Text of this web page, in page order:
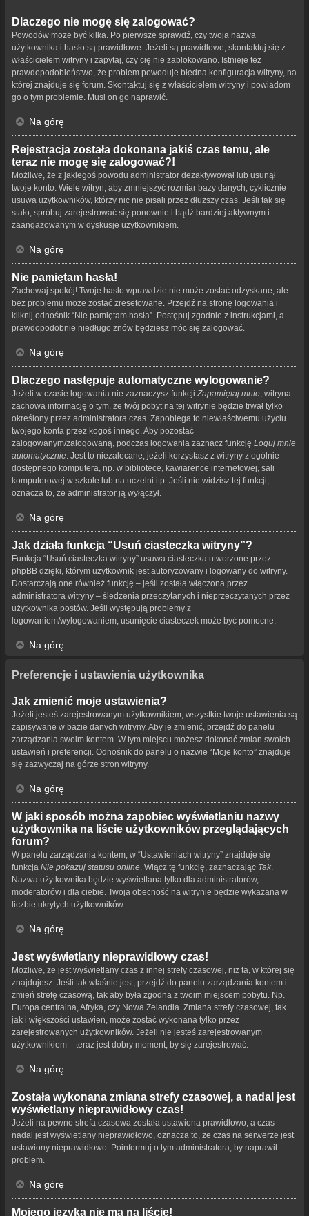
Dlaczego nie mogę się zalogować?
Powodów może być kilka. Po pierwsze sprawdź, czy twoja nazwa
użytkownika i hasło są prawidłowe. Jeżeli są prawidłowe, skontaktuj się z
właścicielem witryny i zapytaj, czy cię nie zablokowano. Istnieje też
prawdopodobieństwo, że problem powoduje błędna konfiguracja witryny, na
której znajduje się forum. Skontaktuj się z właścicielem witryny i powiadom
go o tym problemie. Musi on go naprawić.
Na górę
Rejestracja została dokonana jakiś czas temu, ale
teraz nie mogę się zalogować?!
Możliwe, że z jakiegoś powodu administrator dezaktywował lub usunął
twoje konto. Wiele witryn, aby zmniejszyć rozmiar bazy danych, cyklicznie
usuwa użytkowników, którzy nic nie pisali przez dłuższy czas. Jeśli tak się
stało, spróbuj zarejestrować się ponownie i bądź bardziej aktywnym i
zaangażowanym w dyskusje użytkownikiem.
Na górę
Nie pamiętam hasła!
Zachowaj spokój! Twoje hasło wprawdzie nie może zostać odzyskane, ale
bez problemu może zostać zresetowane. Przejdź na stronę logowania i
kliknij odnośnik “Nie pamiętam hasła”. Postępuj zgodnie z instrukcjami, a
prawdopodobnie niedługo znów będziesz móc się zalogować.
Na górę
Dlaczego następuje automatyczne wylogowanie?
Jeżeli w czasie logowania nie zaznaczysz funkcji Zapamiętaj mnie , witryna
zachowa informację o tym, że twój pobyt na tej witrynie będzie trwał tylko
określony przez administratora czas. Zapobiega to niewłaściwemu użyciu
twojego konta przez kogoś innego. Aby pozostać
zalogowanym/zalogowaną, podczas logowania zaznacz funkcję Loguj mnie
automatycznie . Jest to niezalecane, jeżeli korzystasz z witryny z ogólnie
dostępnego komputera, np. w bibliotece, kawiarence internetowej, sali
komputerowej w szkole lub na uczelni itp. Jeśli nie widzisz tej funkcji,
oznacza to, że administrator ją wyłączył.
Na górę
Jak działa funkcja “Usuń ciasteczka witryny”?
Funkcja “Usuń ciasteczka witryny” usuwa ciasteczka utworzone przez
phpBB dzięki, którym użytkownik jest autoryzowany i logowany do witryny.
Dostarczają one również funkcję – jeśli została włączona przez
administratora witryny – śledzenia przeczytanych i nieprzeczytanych przez
użytkownika postów. Jeśli występują problemy z
logowaniem/wylogowaniem, usunięcie ciasteczek może być pomocne.
Na górę
Preferencje i ustawienia użytkownika
Jak zmienić moje ustawienia?
Jeżeli jesteś zarejestrowanym użytkownikiem, wszystkie twoje ustawienia są
zapisywane w bazie danych witryny. Aby je zmienić, przejdź do panelu
zarządzania swoim kontem. W tym miejscu możesz dokonać zmian swoich
ustawień i preferencji. Odnośnik do panelu o nazwie “Moje konto” znajduje
się zazwyczaj na górze stron witryny.
Na górę
W jaki sposób można zapobiec wyświetlaniu nazwy
użytkownika na liście użytkowników przeglądających
forum?
W panelu zarządzania kontem, w “Ustawieniach witryny” znajduje się
funkcja Nie pokazuj statusu online . Włącz tę funkcję, zaznaczając Tak
Nazwa użytkownika będzie wyświetlana tylko dla administratorów,
moderatorów i dla ciebie. Twoja obecność na witrynie będzie wykazana w
liczbie ukrytych użytkowników.
Na górę
Jest wyświetlany nieprawidłowy czas!
Możliwe, że jest wyświetlany czas z innej strefy czasowej, niż ta, w której się
znajdujesz. Jeśli tak właśnie jest, przejdź do panelu zarządzania kontem i
zmień strefę czasową, tak aby była zgodna z twoim miejscem pobytu. Np.
Europa centralna, Afryka, czy Nowa Zelandia. Zmiana strefy czasowej, tak
jak i większości ustawień, może zostać wykonana tylko przez
zarejestrowanych użytkowników. Jeżeli nie jesteś zarejestrowanym
użytkownikiem – teraz jest dobry moment, by się zarejestrować.
Na górę
Została wykonana zmiana strefy czasowej, a nadal jest
wyświetlany nieprawidłowy czas!
Jeżeli na pewno strefa czasowa została ustawiona prawidłowo, a czas
nadal jest wyświetlany nieprawidłowo, oznacza to, że czas na serwerze jest
ustawiony nieprawidłowo. Poinformuj o tym administratora, by naprawił
problem.
Na górę
Mojego języka nie ma na liście!